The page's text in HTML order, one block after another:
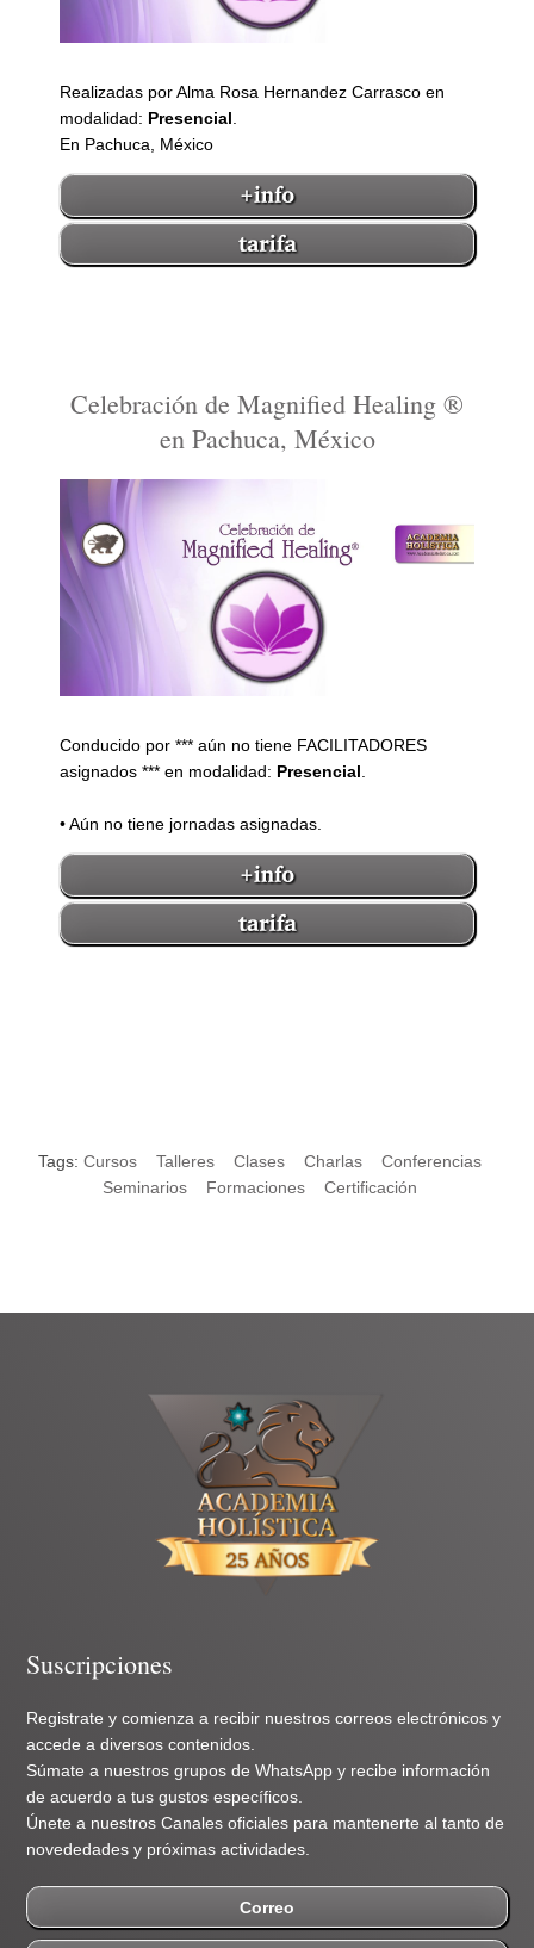
Realizadas por Alma Rosa Hernandez Carrasco en
modalidad: Presencial.
En Pachuca, México
Celebración de Magnified Healing ®
en Pachuca, México
Conducido por *** aún no tiene FACILITADORES
asignados *** en modalidad: Presencial.
• Aún no tiene jornadas asignadas.
Tags: Cursos Talleres Clases Charlas
Conferencias
Seminarios
Formaciones Certificación
Suscripciones
Registrate y comienza a recibir nuestros correos electrónicos y
accede a diversos contenidos.
Súmate a nuestros grupos de WhatsApp y recibe información
de acuerdo a tus gustos específicos.
Únete a nuestros Canales oficiales para mantenerte al tanto de
novededades y próximas actividades.
Correo